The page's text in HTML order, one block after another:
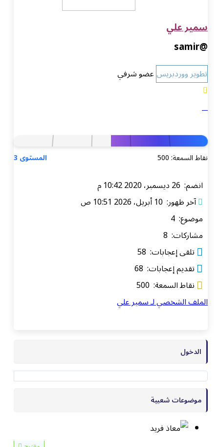
سمير علي
@samir
تطوير ووردبريسعضو شرفي
نقاط السمعة: 500 المستوى 3
انضم: 26 ديسمبر، 2020 10:42 م
آخر ظهور: 10 أبريل، 2026 10:51 ص
موضوع: 4
مشاركات: 8
تلقى إعجابات: 58
تقديم إعجابات: 68
نقاط السمعة: 500
الملف الشخصي لـ سمير علي
الدخول
موضوعات شعبية